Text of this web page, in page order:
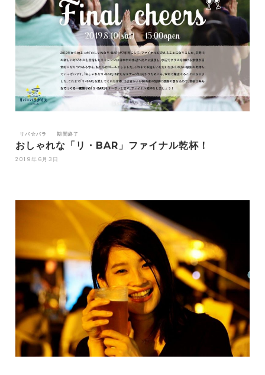
リバ☆パラ 期間終了
おしゃれな「リ・BAR」ファイナル乾杯！
2019年6月3日